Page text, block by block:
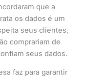
que a
os dados é um
seus clientes,
comprariam de
seus dados.
faz para garantir